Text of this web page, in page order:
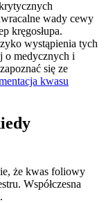
wady cewy
kręgosłupa.
wystąpienia tych
o medycznych i
się ze
kwasu
że kwas foliowy
Współczesna